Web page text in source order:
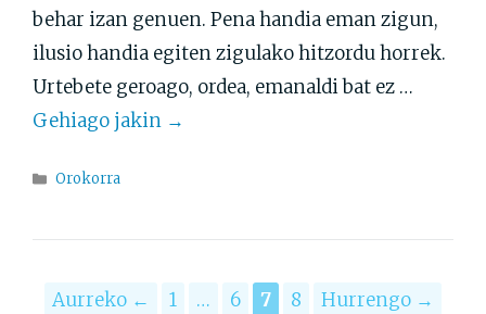
behar izan genuen. Pena handia eman zigun,
ilusio handia egiten zigulako hitzordu horrek.
Urtebete geroago, ordea, emanaldi bat ez …
Gehiago jakin →
Atalak
Orokorra
Aurreko ← Orrialdea
1 … Orrialdea
6 Orrialdea
7 Orrialdea
8 Hurrengo →